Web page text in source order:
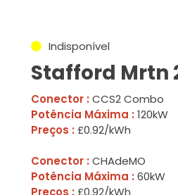
Indisponível
Stafford Mrtn
Conector : CCS2 Combo
Potência Máxima : 120kW
Preços : £0.92/kWh
Conector : CHAdeMO
Potência Máxima : 60kW
Preços : £0.92/kWh